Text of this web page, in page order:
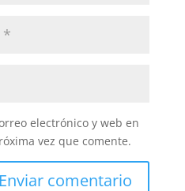
electrónico y web en
vez que comente.